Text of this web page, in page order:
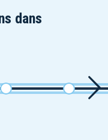
dans